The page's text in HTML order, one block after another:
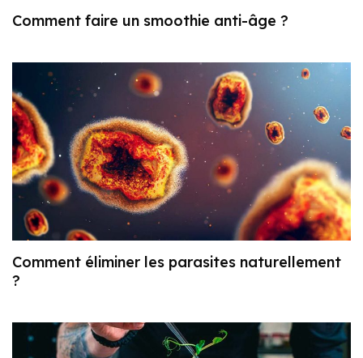
Comment faire un smoothie anti-âge ?
Comment éliminer les parasites naturellement
?